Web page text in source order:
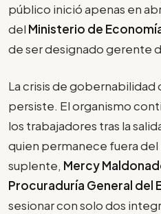
público inició apenas en
del Ministerio de
de ser designado gerente
La crisis de gobernabilidad
persiste. El organismo
los trabajadores tras la
quien permanece fuera del
suplente, Mercy
Procuraduría General del
sesionar con solo dos